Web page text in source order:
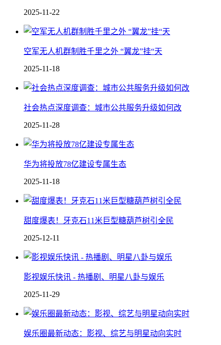
2025-11-22
空军无人机群制胜千里之外 “翼龙”挂“天
2025-11-18
社会热点深度调查：城市公共服务升级如何改
2025-11-28
华为将投放78亿建设专属生态
2025-11-18
甜度爆表！牙克石11米巨型糖葫芦树引全民
2025-12-11
影视娱乐快讯 - 热播剧、明星八卦与娱乐
2025-11-29
娱乐圈最新动态：影视、综艺与明星动向实时